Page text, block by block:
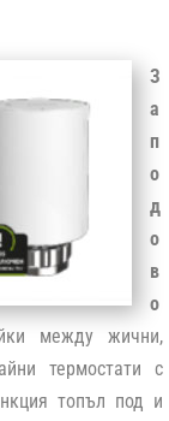
З
а
п
о
д
о
в
о
между жични,
термостати с
топъл под и